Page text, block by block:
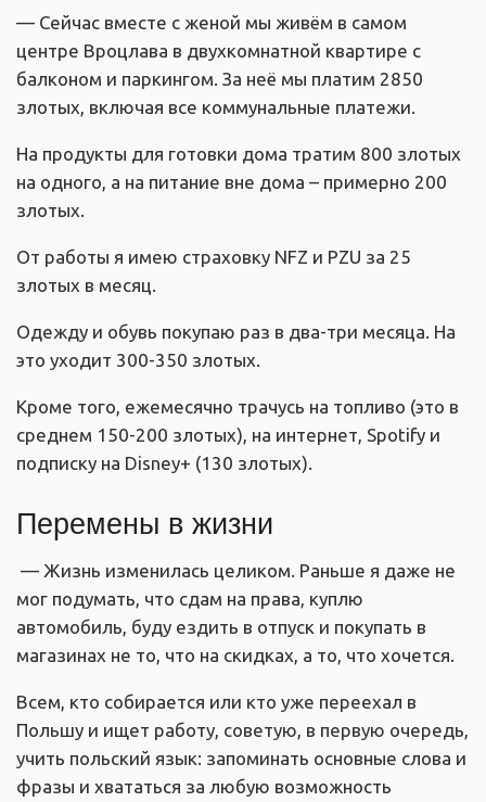
— Сейчас вместе с женой мы живём в самом
центре Вроцлава в двухкомнатной квартире с
балконом и паркингом. За неё мы платим 2850
злотых, включая все коммунальные платежи.
На продукты для готовки дома тратим 800 злотых
на одного, а на питание вне дома – примерно 200
злотых.
От работы я имею страховку NFZ и PZU за 25
злотых в месяц.
Одежду и обувь покупаю раз в два-три месяца. На
это уходит 300-350 злотых.
Кроме того, ежемесячно трачусь на топливо (это в
среднем 150-200 злотых), на интернет, Spotify и
подписку на Disney+ (130 злотых).
Перемены в жизни
— Жизнь изменилась целиком. Раньше я даже не
мог подумать, что сдам на права, куплю
автомобиль, буду ездить в отпуск и покупать в
магазинах не то, что на скидках, а то, что хочется.
Всем, кто собирается или кто уже переехал в
Польшу и ищет работу, советую, в первую очередь,
учить польский язык: запоминать основные слова и
фразы и хвататься за любую возможность